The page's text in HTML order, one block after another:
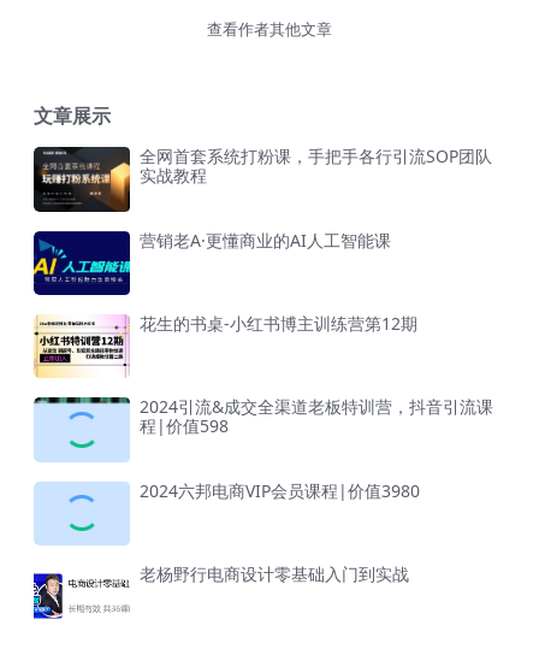
查看作者其他文章
文章展示
全网首套系统打粉课，手把手各行引流SOP团队
实战教程
营销老A·更懂商业的AI人工智能课
花生的书桌-小红书博主训练营第12期
2024引流&成交全渠道老板特训营，抖音引流课
程|价值598
2024六邦电商VIP会员课程|价值3980
老杨野行电商设计零基础入门到实战